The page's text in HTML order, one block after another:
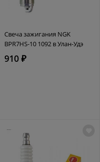
Свеча зажигания NGK
BPR7HS-10 1092 в Улан-Удэ
910 ₽